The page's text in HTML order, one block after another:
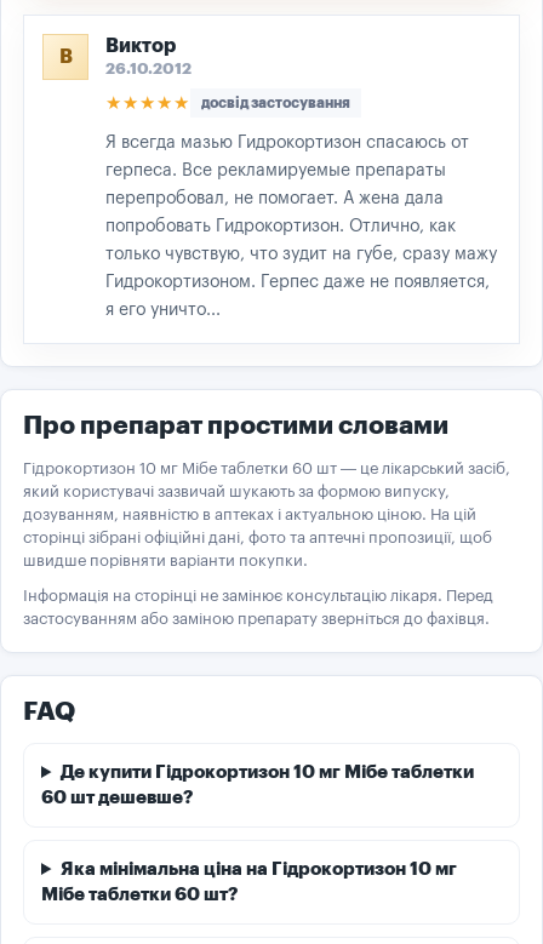
В
Виктор
26.10.2012
★★★★★ досвід застосування
Я всегда мазью Гидрокортизон спасаюсь от
герпеса. Все рекламируемые препараты
перепробовал, не помогает. А жена дала
попробовать Гидрокортизон. Отлично, как
только чувствую, что зудит на губе, сразу мажу
Гидрокортизоном. Герпес даже не появляется,
я его уничто...
Про препарат простими словами
Гідрокортизон 10 мг Мібе таблетки 60 шт — це лікарський засіб,
який користувачі зазвичай шукають за формою випуску,
дозуванням, наявністю в аптеках і актуальною ціною. На цій
сторінці зібрані офіційні дані, фото та аптечні пропозиції, щоб
швидше порівняти варіанти покупки.
Інформація на сторінці не замінює консультацію лікаря. Перед
застосуванням або заміною препарату зверніться до фахівця.
FAQ
Де купити Гідрокортизон 10 мг Мібе таблетки
60 шт дешевше?
Яка мінімальна ціна на Гідрокортизон 10 мг
Мібе таблетки 60 шт?